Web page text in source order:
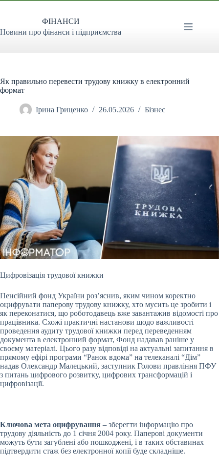
Перейти
ФІНАНСИ
Новини про фінанси і підприємства
Як правильно перевести трудову книжку в електронний
формат
Ірина Гриценко 26.05.2026 Бізнес
Цифровізація трудової книжки
Пенсійний фонд України роз’яснив, яким чином коректно
оцифрувати паперову трудову книжку, хто мусить це зробити і
як переконатися, що роботодавець вже завантажив відомості про
працівника. Схожі практичні настанови щодо важливості
проведення аудиту трудової книжки перед переведенням
документа в електронний формат, Фонд надавав раніше у
своєму матеріалі. Цього разу відповіді на актуальні запитання в
прямому ефірі програми “Ранок вдома” на телеканалі “Дім”
надав Олександр Малецький, заступник Голови правління ПФУ
з питань цифрового розвитку, цифрових трансформацій і
цифровізації.
Ключова мета оцифрування – зберегти інформацію про
трудову діяльність до 1 січня 2004 року. Паперові документи
можуть бути загублені або пошкоджені, і в таких обставинах
підтвердити стаж без електронної копії буде складніше.